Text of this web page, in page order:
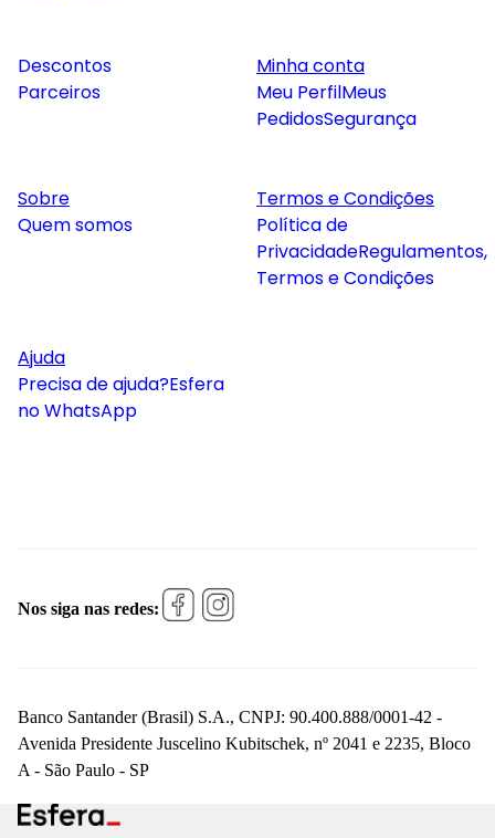
Descontos
Parceiros
Minha conta
Meu PerfilMeus
PedidosSegurança
Sobre
Quem somos
Termos e Condições
Política de
PrivacidadeRegulamentos,
Termos e Condições
Ajuda
Precisa de ajuda?Esfera
no WhatsApp
Nos siga nas redes:
Banco Santander (Brasil) S.A., CNPJ: 90.400.888/0001-42 -
Avenida Presidente Juscelino Kubitschek, nº 2041 e 2235, Bloco
A - São Paulo - SP